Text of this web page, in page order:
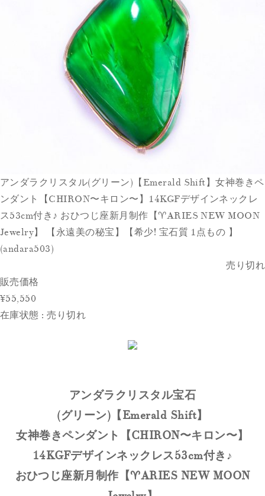
アンダラクリスタル(グリーン)【Emerald Shift】女神巻きペ
ンダント【CHIRON〜キロン〜】 14KGFデザインネックレ
ス53cm付き♪ おひつじ座新月制作【♈️ARIES NEW MOON
Jewelry】 【永遠美の秘宝】【希少! 宝石質 1点もの 】
(andara503)
売り切れ
販売価格
¥55,550
在庫状態 : 売り切れ
アンダラクリスタル宝石
(グリーン)【Emerald Shift】
女神巻きペンダント【CHIRON〜キロン〜】
14KGFデザインネックレス53cm付き♪
おひつじ座新月制作【♈️ARIES NEW MOON